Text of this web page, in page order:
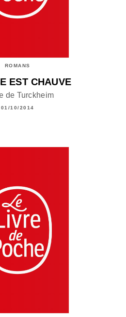
ROMANS
EST CHAUVE
de Turckheim
01/10/2014